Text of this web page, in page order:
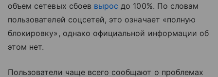
объем сетевых сбоев вырос до 100%. По словам
пользователей соцсетей, это означает «полную
блокировку», однако официальной информации об
этом нет.
Пользователи чаще всего сообщают о проблемах